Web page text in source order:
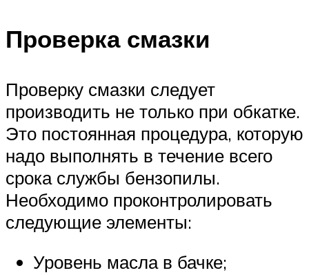
Проверка смазки
Проверку смазки следует
производить не только при обкатке.
Это постоянная процедура, которую
надо выполнять в течение всего
срока службы бензопилы.
Необходимо проконтролировать
следующие элементы:
Уровень масла в бачке;